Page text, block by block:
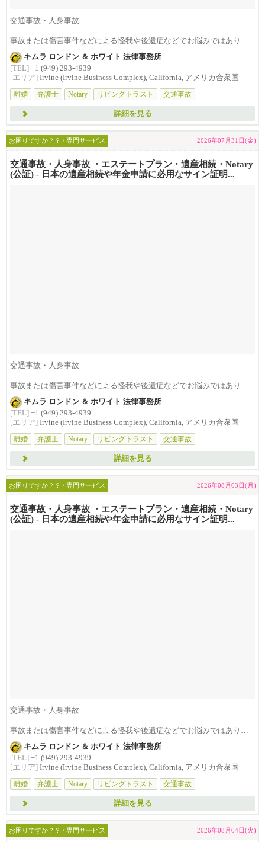
交通事故・人身事故
事故または傷害事件などによる怪我や後遺症などでお悩みではありま
せんか？損害賠償は治療費...
キムラ ロンドン ＆ ホワイト 法律事務所
[TEL] +1 (949) 293-4939
[エリア] Irvine (Irvine Business Complex), California, アメリカ合衆国
離婚
弁護士 Notary リビングトラスト 交通事故
詳細を見る
お困りですか？？ / 専門サービス 2026年07月31日(金)
交通事故・人身事故 ・エステートプラン・遺産相続・Notary
(公証) - 日本の遺産相続や年金申請に必用なサイン証明...
交通事故・人身事故
事故または傷害事件などによる怪我や後遺症などでお悩みではありま
せんか？損害賠償は治療費...
キムラ ロンドン ＆ ホワイト 法律事務所
[TEL] +1 (949) 293-4939
[エリア] Irvine (Irvine Business Complex), California, アメリカ合衆国
離婚
弁護士 Notary リビングトラスト 交通事故
詳細を見る
お困りですか？？ / 専門サービス 2026年08月03日(月)
交通事故・人身事故 ・エステートプラン・遺産相続・Notary
(公証) - 日本の遺産相続や年金申請に必用なサイン証明...
交通事故・人身事故
事故または傷害事件などによる怪我や後遺症などでお悩みではありま
せんか？損害賠償は治療費...
キムラ ロンドン ＆ ホワイト 法律事務所
[TEL] +1 (949) 293-4939
[エリア] Irvine (Irvine Business Complex), California, アメリカ合衆国
離婚
弁護士 Notary リビングトラスト 交通事故
詳細を見る
お困りですか？？ / 専門サービス 2026年08月04日(火)